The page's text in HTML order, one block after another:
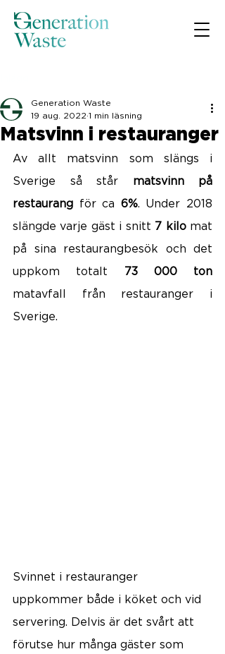
Matsvinn i restauranger
Generation Waste
19 aug. 2022 1 min läsning
Av allt matsvinn som slängs i
Sverige så står matsvinn på
restaurang
för ca 6%. Under 2018
slängde varje gäst i snitt 7 kilo mat
på sina restaurangbesök och det
uppkom totalt 73 000 ton
matavfall från restauranger i
Sverige.
Svinnet i restauranger
uppkommer både i köket och vid
servering. Delvis är det svårt att
förutse hur många gäster som